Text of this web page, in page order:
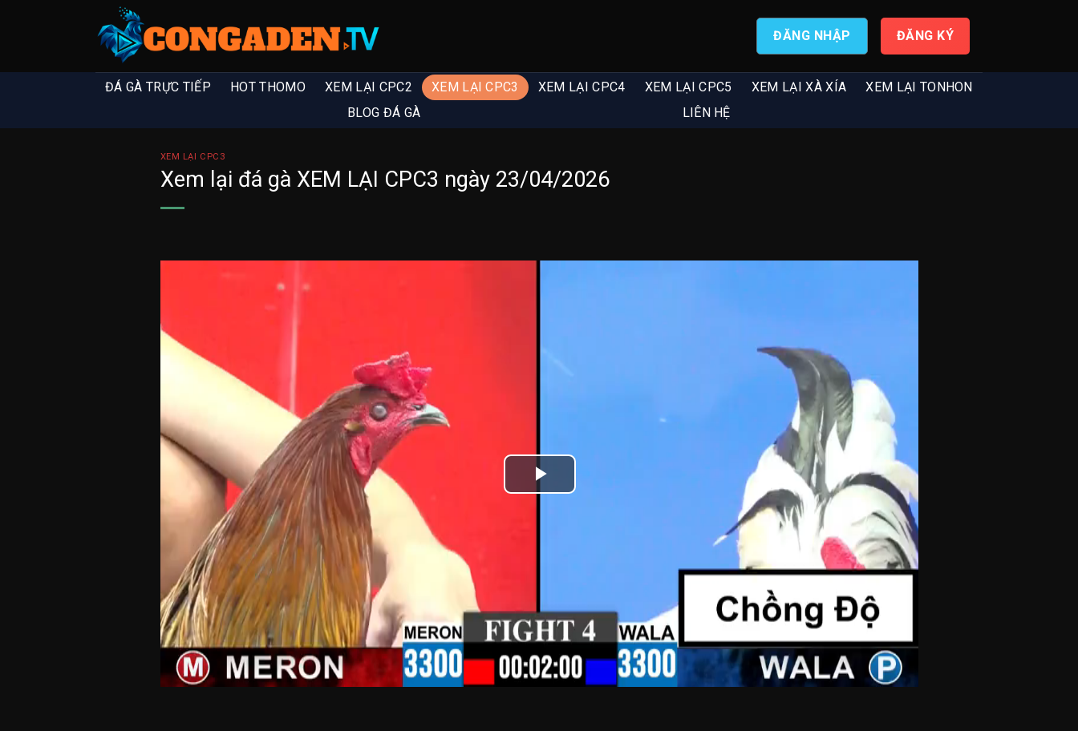
ĐĂNG NHẬP ĐĂNG KÝ
ĐÁ GÀ TRỰC TIẾP HOT THOMO XEM LẠI CPC2 XEM LẠI CPC3 XEM LẠI CPC4 XEM LẠI CPC5 XEM LẠI XÀ XÍA
XEM LẠI TONHON
BLOG ĐÁ GÀ
LIÊN HỆ
XEM LẠI CPC3
Xem lại đá gà XEM LẠI CPC3 ngày 23/04/2026